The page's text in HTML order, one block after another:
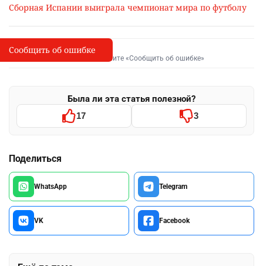
Сборная Испании выиграла чемпионат мира по футболу
I
Сообщить об опечатке
Выделите фрагмент и нажмите «Сообщить об ошибке»
Была ли эта статья полезной?
17 3
Поделиться
WhatsApp Telegram
VK Facebook
Сообщить об ошибке